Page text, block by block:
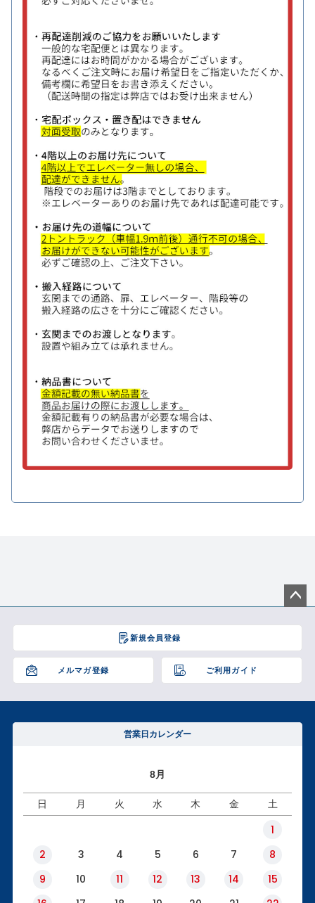
新規会員登録
メルマガ登録 ご利用ガイド
ジト
へ
営業日カレンダー
8月
日 月 火 水 木 金 土
1
2
3 4 5 6 7
8
9
10 11 12 13 14
15